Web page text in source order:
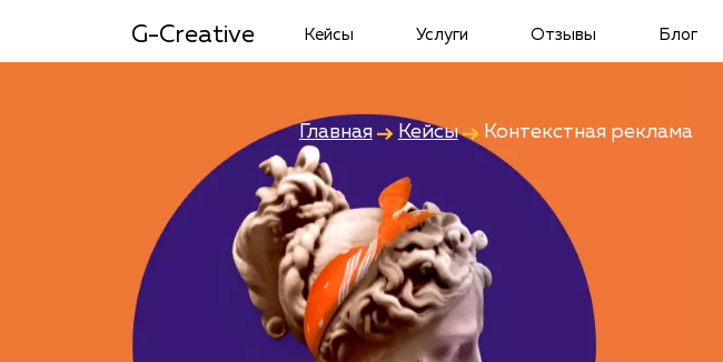
G-Creative Кейсы Услуги Отзывы Блог
Главная Кейсы Контекстная реклама